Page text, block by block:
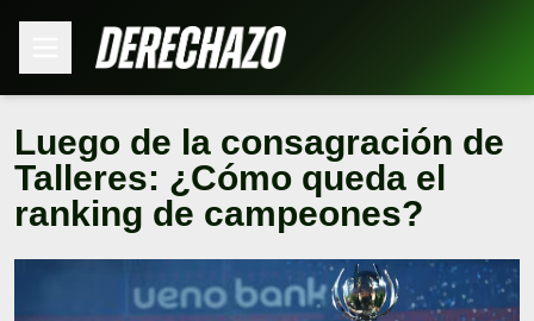
Luego de la consagración de
Talleres: ¿Cómo queda el
ranking de campeones?